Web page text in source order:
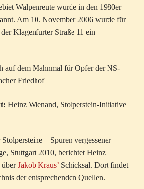
Walpenreute wurde in den 1980er
Am 10. November 2006 wurde für
Klagenfurter Straße 11 ein
auf dem Mahnmal für Opfer der NS-
Friedhof
Heinz Wienand, Stolperstein-Initiative
– Spuren vergessener
Stuttgart 2010, berichtet Heinz
überJakob Kraus’ Schicksal. Dort findet
der entsprechenden Quellen.